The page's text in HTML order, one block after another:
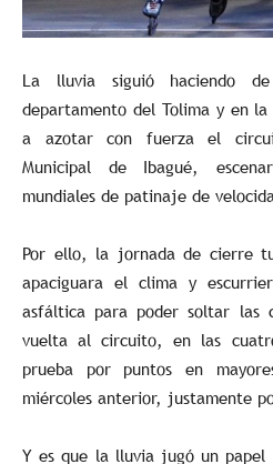
La lluvia siguió haciendo
departamento del Tolima y en
a azotar con fuerza el
Municipal de Ibagué,
mundiales de patinaje de
Por ello, la jornada de cierre
apaciguara el clima y
asfáltica para poder soltar las
vuelta al circuito, en las
prueba por puntos en
miércoles anterior, justamente
Y es que la lluvia jugó un papel